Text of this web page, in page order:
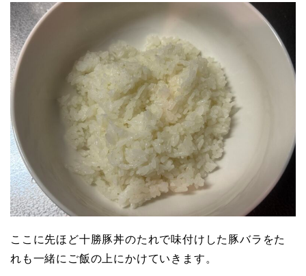
ここに先ほど十勝豚丼のたれで味付けした豚バラをた
れも一緒にご飯の上にかけていきます。